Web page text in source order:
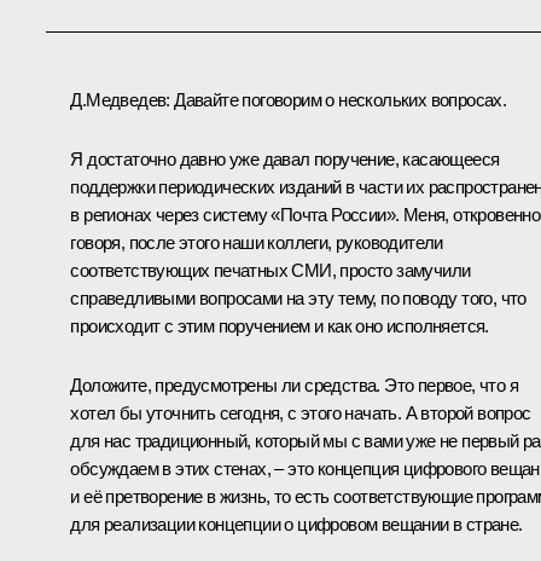
Д.Медведев: Давайте поговорим о нескольких вопросах.
Я достаточно давно уже давал поручение, касающееся
поддержки периодических изданий в части их
в регионах через систему «Почта России». Меня, откровенно
говоря, после этого наши коллеги, руководители
соответствующих печатных СМИ, просто замучили
справедливыми вопросами на эту тему, по поводу того, что
происходит с этим поручением и как оно исполняется.
Доложите, предусмотрены ли средства. Это первое, что я
хотел бы уточнить сегодня, с этого начать. А второй вопрос
для нас традиционный, который мы с вами уже не первый
обсуждаем в этих стенах, – это концепция цифрового
и её претворение в жизнь, то есть соответствующие
для реализации концепции о цифровом вещании в стране.